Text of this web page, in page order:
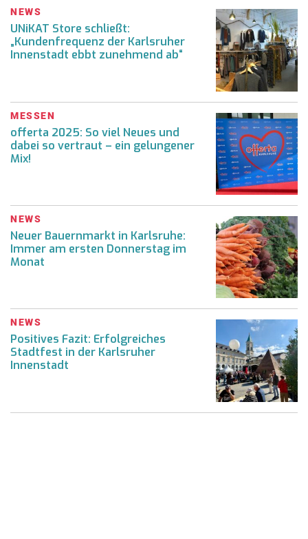
NEWS
UNiKAT Store schließt:
„Kundenfrequenz der Karlsruher
Innenstadt ebbt zunehmend ab“
MESSEN
offerta 2025: So viel Neues und
dabei so vertraut – ein gelungener
Mix!
NEWS
Neuer Bauernmarkt in Karlsruhe:
Immer am ersten Donnerstag im
Monat
NEWS
Positives Fazit: Erfolgreiches
Stadtfest in der Karlsruher
Innenstadt